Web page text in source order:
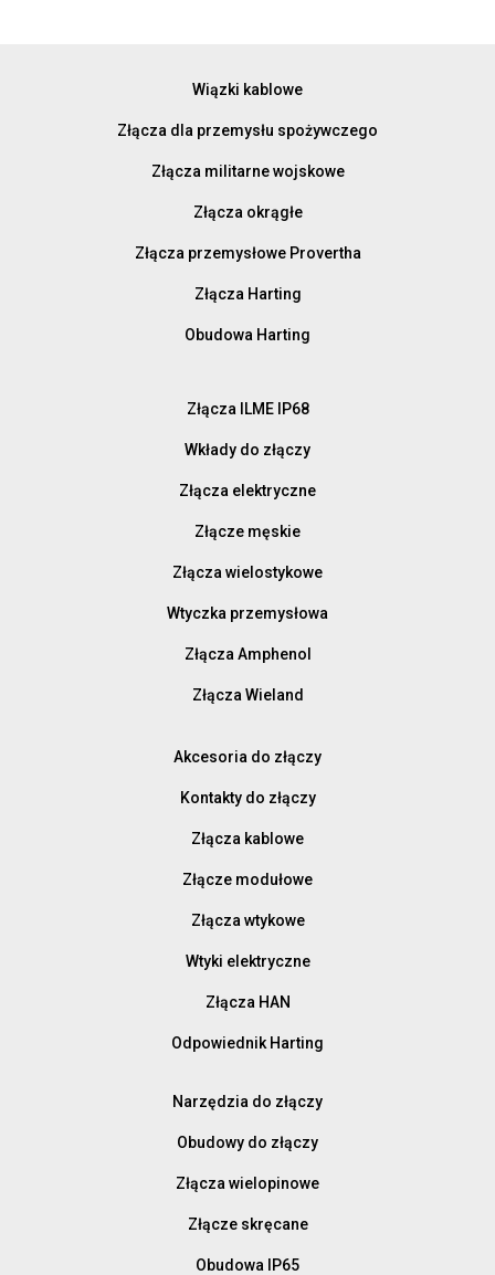
Wiązki kablowe
Złącza dla przemysłu spożywczego
Złącza militarne wojskowe
Złącza okrągłe
Złącza przemysłowe Provertha
Złącza Harting
Obudowa Harting
Złącza ILME IP68
Wkłady do złączy
Złącza elektryczne
Złącze męskie
Złącza wielostykowe
Wtyczka przemysłowa
Złącza Amphenol
Złącza Wieland
Akcesoria do złączy
Kontakty do złączy
Złącza kablowe
Złącze modułowe
Złącza wtykowe
Wtyki elektryczne
Złącza HAN
Odpowiednik Harting
Narzędzia do złączy
Obudowy do złączy
Złącza wielopinowe
Złącze skręcane
Obudowa IP65